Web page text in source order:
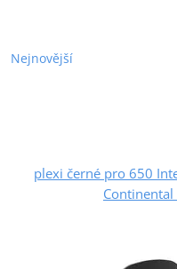
Nejnovější
plexi černé pro 650
Continental